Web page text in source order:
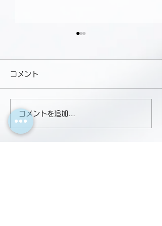
浜松市「家庭用省エネエ
アコン購入補助金」が始
コメント
コメントを追加…